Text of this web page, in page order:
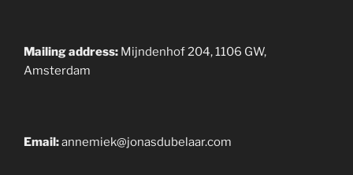
Mailing address: Mijndenhof 204, 1106 GW,
Amsterdam
Email:annemiek@jonasdubelaar.com